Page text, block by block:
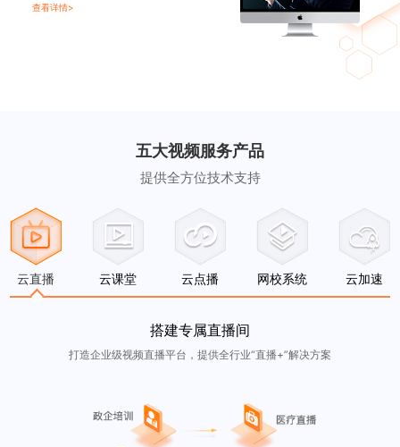
查看详情>
五大视频服务产品
提供全方位技术支持
云直播 云课堂 云点播 网校系统 云加速
搭建专属直播间
打造企业级视频直播平台，提供全行业“直播+”解决方案